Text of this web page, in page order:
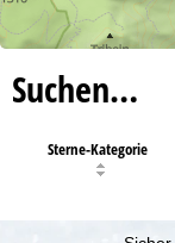
Suchen…
Sterne-Kategorie